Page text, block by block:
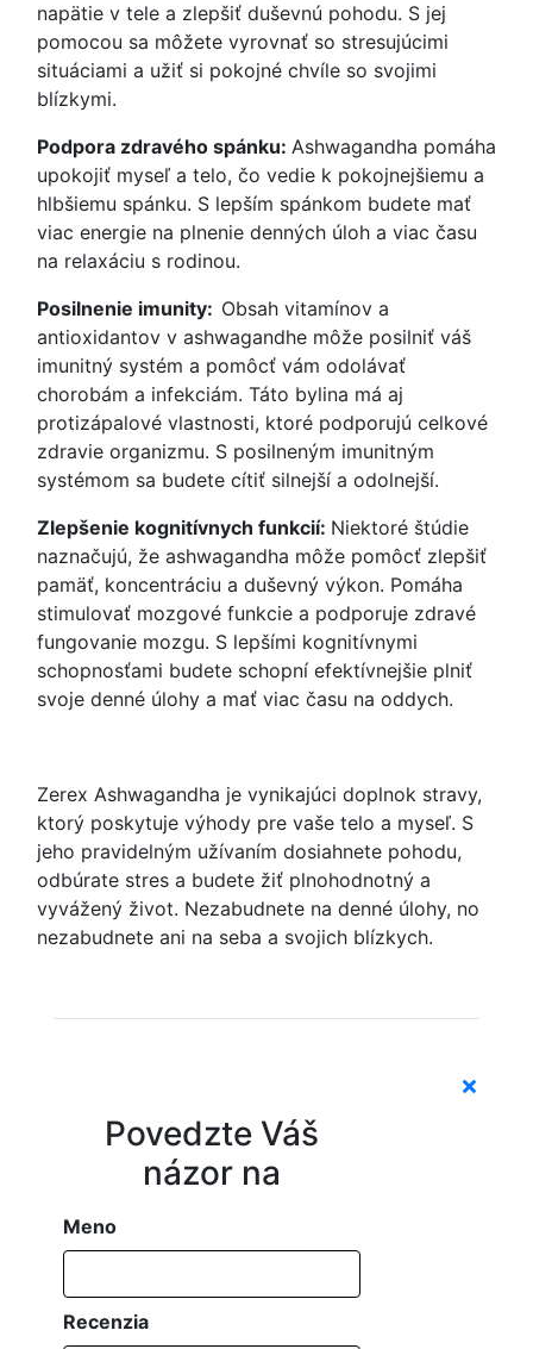
napätie v tele a zlepšiť duševnú pohodu. S jej
pomocou sa môžete vyrovnať so stresujúcimi
situáciami a užiť si pokojné chvíle so svojimi
blízkymi.
Podpora zdravého spánku: Ashwagandha pomáha
upokojiť myseľ a telo, čo vedie k pokojnejšiemu a
hlbšiemu spánku. S lepším spánkom budete mať
viac energie na plnenie denných úloh a viac času
na relaxáciu s rodinou.
Posilnenie imunity: Obsah vitamínov a
antioxidantov v ashwagandhe môže posilniť váš
imunitný systém a pomôcť vám odolávať
chorobám a infekciám. Táto bylina má aj
protizápalové vlastnosti, ktoré podporujú celkové
zdravie organizmu. S posilneným imunitným
systémom sa budete cítiť silnejší a odolnejší.
Zlepšenie kognitívnych funkcií: Niektoré štúdie
naznačujú, že ashwagandha môže pomôcť zlepšiť
pamäť, koncentráciu a duševný výkon. Pomáha
stimulovať mozgové funkcie a podporuje zdravé
fungovanie mozgu. S lepšími kognitívnymi
schopnosťami budete schopní efektívnejšie plniť
svoje denné úlohy a mať viac času na oddych.
Zerex Ashwagandha je vynikajúci doplnok stravy,
ktorý poskytuje výhody pre vaše telo a myseľ. S
jeho pravidelným užívaním dosiahnete pohodu,
odbúrate stres a budete žiť plnohodnotný a
vyvážený život. Nezabudnete na denné úlohy, no
nezabudnete ani na seba a svojich blízkych.
Povedzte Váš
názor na
Meno
Recenzia